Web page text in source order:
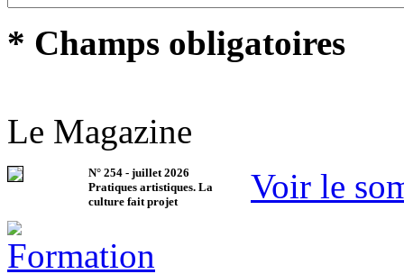
* Champs obligatoires
Le Magazine
N° 254 - juillet 2026
Pratiques artistiques. La
culture fait projet
Voir le